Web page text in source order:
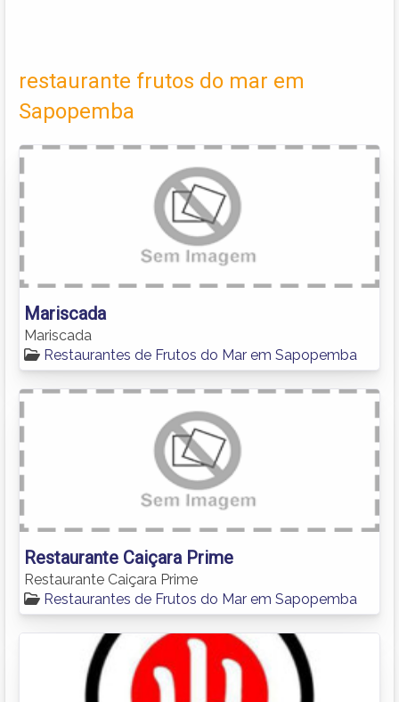
restaurante frutos do mar em
Sapopemba
Mariscada
Mariscada
Restaurantes de Frutos do Mar em Sapopemba
Restaurante Caiçara Prime
Restaurante Caiçara Prime
Restaurantes de Frutos do Mar em Sapopemba